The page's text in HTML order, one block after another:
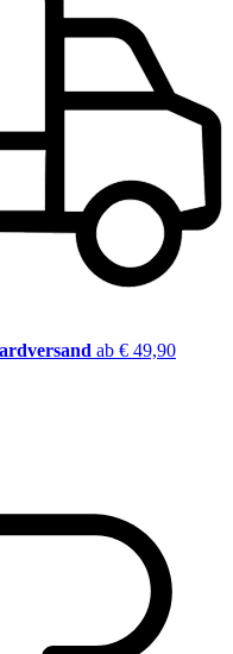
ab € 49,90